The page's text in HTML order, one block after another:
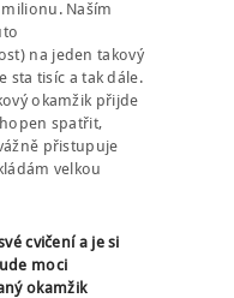
Naším
na jeden takový
sta tisíc a tak dále.
okamžik přijde
spatřit,
přistupuje
velkou
cvičení a je si
moci
okamžik